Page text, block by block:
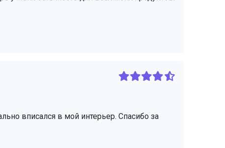
вписался в мой интерьер. Спасибо за